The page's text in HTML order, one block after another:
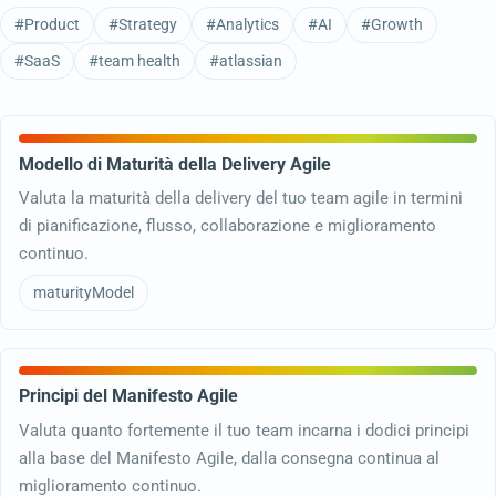
#Product #Strategy #Analytics #AI #Growth
#SaaS #team health #atlassian
Modello di Maturità della Delivery Agile
Valuta la maturità della delivery del tuo team agile in termini
di pianificazione, flusso, collaborazione e miglioramento
continuo.
maturityModel
Principi del Manifesto Agile
Valuta quanto fortemente il tuo team incarna i dodici principi
alla base del Manifesto Agile, dalla consegna continua al
miglioramento continuo.